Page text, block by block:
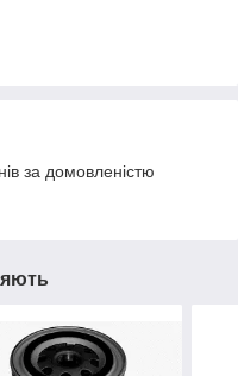
за домовленістю